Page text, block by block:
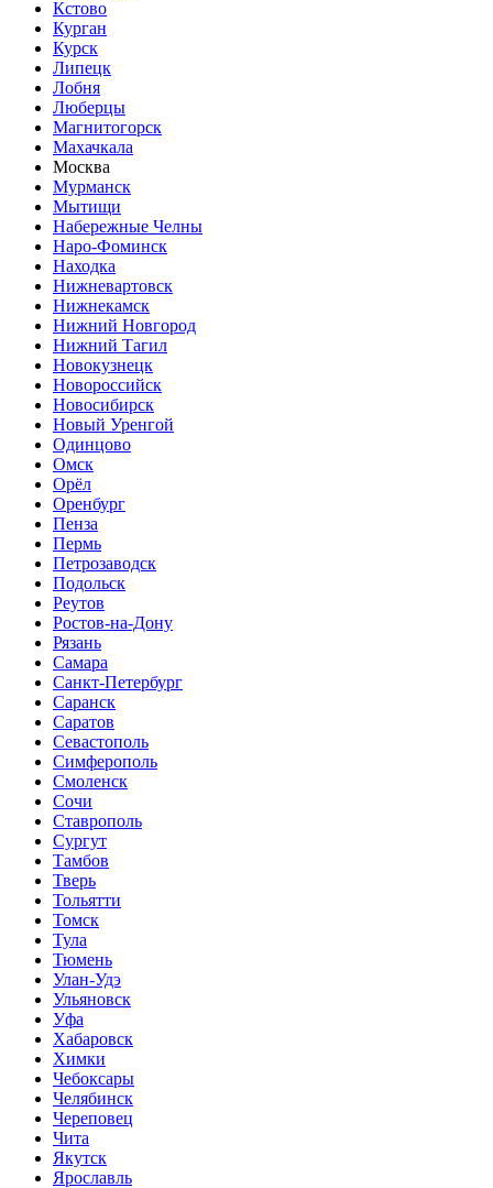
Кстово
Курган
Курск
Липецк
Лобня
Люберцы
Магнитогорск
Махачкала
Москва
Мурманск
Мытищи
Набережные Челны
Наро-Фоминск
Находка
Нижневартовск
Нижнекамск
Нижний Новгород
Нижний Тагил
Новокузнецк
Новороссийск
Новосибирск
Новый Уренгой
Одинцово
Омск
Орёл
Оренбург
Пенза
Пермь
Петрозаводск
Подольск
Реутов
Ростов-на-Дону
Рязань
Самара
Санкт-Петербург
Саранск
Саратов
Севастополь
Симферополь
Смоленск
Сочи
Ставрополь
Сургут
Тамбов
Тверь
Тольятти
Томск
Тула
Тюмень
Улан-Удэ
Ульяновск
Уфа
Хабаровск
Химки
Чебоксары
Челябинск
Череповец
Чита
Якутск
Ярославль